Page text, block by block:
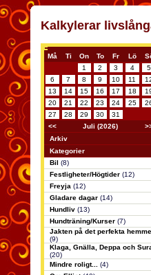
Kalkylerar
Må Ti On To Fr Lö
1
2 3 4
5
6
7 8 9 10 11
13
14 15 16 17 18
20
21 22 23 24 25
27
28 29 30
31
<<
Juli (2026)
Arkiv
Kategorier
Bil (8)
Festligheter/Högtider (12)
Freyja (12)
Gladare dagar (14)
Hundliv (13)
Hundträning/Kurser (7)
Jakten på det perfekta
(9)
Klaga, Gnälla, Deppa och
(20)
Mindre roligt... (4)